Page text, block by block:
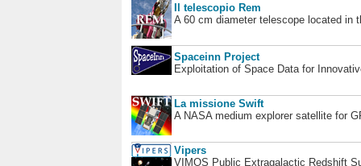
Il telescopio Rem
A 60 cm diameter telescope located in
Spaceinn Project
Exploitation of Space Data for
La missione Swift
A NASA medium explorer satellite for
Vipers
VIMOS Public Extragalactic Redshift